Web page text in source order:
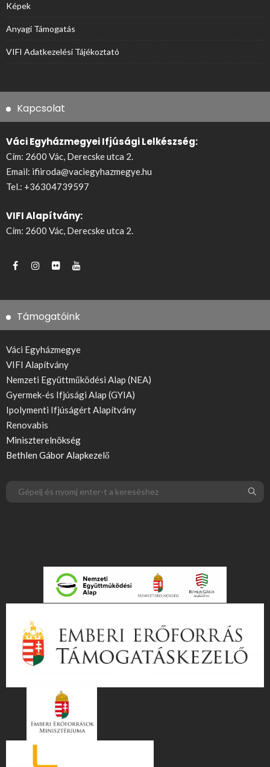
Képek
Anyagi Támogatás
VIFI Adatkezelési Tájékoztató
Kapcsolat
Váci Egyházmegyei Ifjúsági Lelkészség:
Cím: 2600 Vác, Derecske utca 2.
Email: ifiiroda@vaciegyhazmegye.hu
Tel.: +36304739597
VIFI Alapítvány:
Cím: 2600 Vác, Derecske utca 2.
Támogatóink
Váci Egyházmegye
VIFI Alapítvány
Nemzeti Együttműködési Alap (NEA)
Gyermek-és Ifjúsági Alap (GYIA)
Ipolymenti Ifjúságért Alapítvány
Renovabis
Miniszterelnökség
Bethlen Gábor Alapkezelő